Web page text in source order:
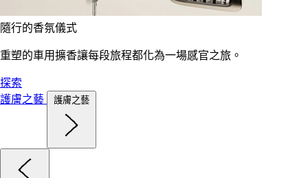
隨行的香氛儀式
重塑的車用擴香讓每段旅程都化為一場感官之旅。
探索
護膚之藝
護膚之藝